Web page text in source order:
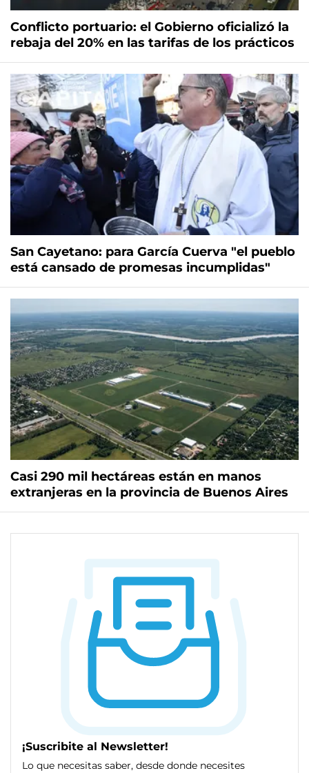
Conflicto portuario: el Gobierno oficializó la
rebaja del 20% en las tarifas de los prácticos
San Cayetano: para García Cuerva "el pueblo
está cansado de promesas incumplidas"
Casi 290 mil hectáreas están en manos
extranjeras en la provincia de Buenos Aires
¡Suscribite al Newsletter!
Lo que necesitas saber, desde donde necesites